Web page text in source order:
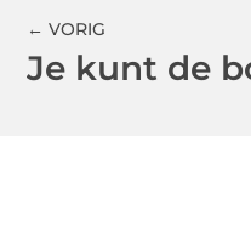
← VORIG
Je kunt de